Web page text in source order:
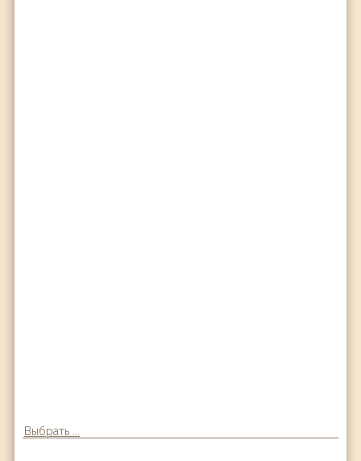
Выбрать ...